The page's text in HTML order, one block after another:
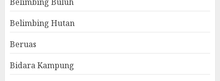
Belimbing Hutan
Beruas
Bidara Kampung